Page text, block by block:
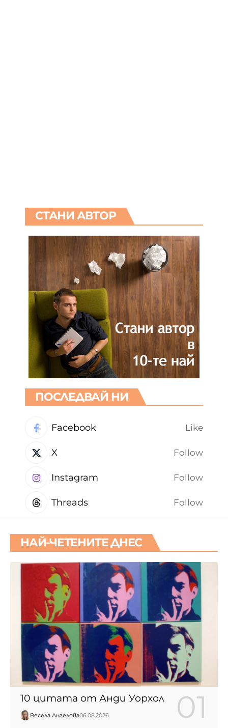
СТАНИ АВТОР
ПОСЛЕДВАЙ НИ
Facebook Like
X Follow
Instagram Follow
Threads Follow
НАЙ-ЧЕТЕНИТЕ ДНЕС
10 цитата от Анди Уорхол
Весела Ангелова06.08.2026